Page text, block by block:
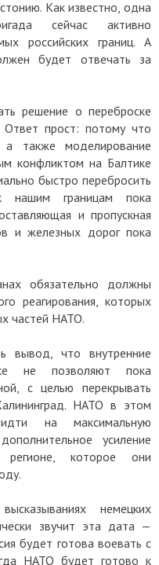
Как известно, одна
сейчас активно
российских границ. А
будет отвечать за
решение о переброске
Ответ прост: потому что
также моделирование
конфликтом на Балтике
быстро перебросить
нашим границам пока
и пропускная
и железных дорог пока
обязательно должны
реагирования, которых
частей НАТО.
вывод, что внутренние
не позволяют пока
с целью перекрывать
НАТО в этом
на максимальную
усиление
которое они
немецких
звучит эта дата —
будет готова воевать с
НАТО будет готово к